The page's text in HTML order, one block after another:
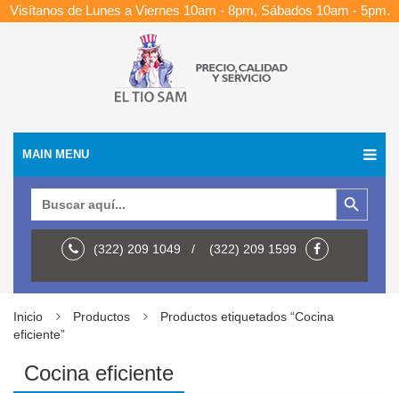
Visítanos de Lunes a Viernes 10am - 8pm, Sábados 10am - 5pm.
MAIN MENU
Botón de búsqueda
(322) 209 1049 / (322) 209 1599
Inicio Productos
Productos etiquetados “Cocina
eficiente”
Cocina eficiente